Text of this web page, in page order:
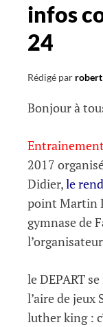
infos
24
Rédigé par
Bonjour à
2017
Didier,le
point Martin
gymnase de
le DEPART
l’aire de
luther king :